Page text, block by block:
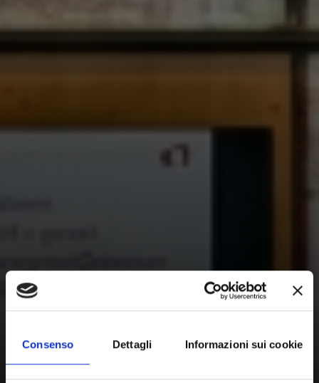
Consenso Dettagli Informazioni sui cookie